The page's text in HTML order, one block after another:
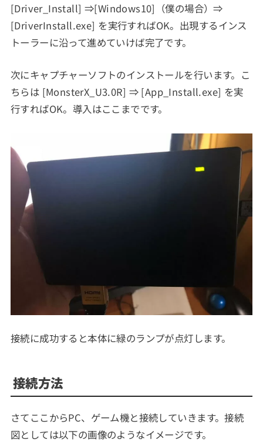
[Driver_Install] ⇒[Windows10]（僕の場合）⇒
[DriverInstall.exe] を実行すればOK。出現するインス
トーラーに沿って進めていけば完了です。
次にキャプチャーソフトのインストールを行います。こ
ちらは [MonsterX_U3.0R] ⇒ [App_Install.exe] を実
行すればOK。導入はここまでです。
接続に成功すると本体に緑のランプが点灯します。
接続方法
さてここからPC、ゲーム機と接続していきます。接続
図としては以下の画像のようなイメージです。